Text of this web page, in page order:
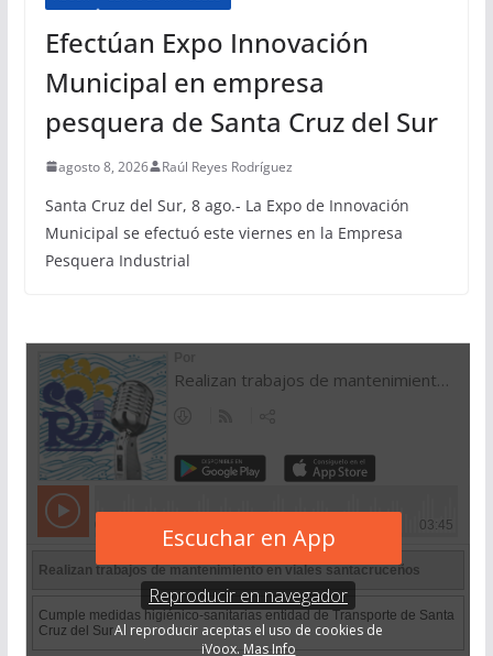
Efectúan Expo Innovación
Municipal en empresa
pesquera de Santa Cruz del Sur
agosto 8, 2026 Raúl Reyes Rodríguez
Santa Cruz del Sur, 8 ago.- La Expo de Innovación
Municipal se efectuó este viernes en la Empresa
Pesquera Industrial